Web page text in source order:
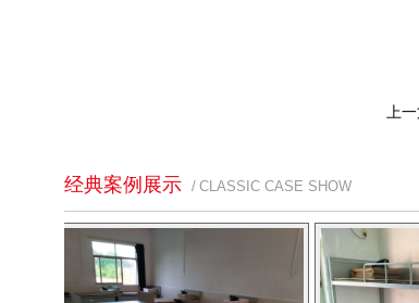
上一
经典案例展示 / CLASSIC CASE SHOW